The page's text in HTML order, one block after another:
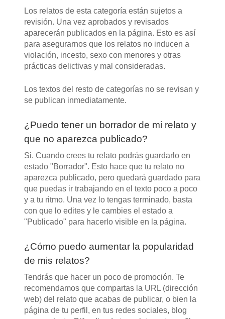
Los relatos de esta categoría están sujetos a
revisión. Una vez aprobados y revisados
aparecerán publicados en la página. Esto es así
para asegurarnos que los relatos no inducen a
violación, incesto, sexo con menores y otras
prácticas delictivas y mal consideradas.
Los textos del resto de categorías no se revisan y
se publican inmediatamente.
¿Puedo tener un borrador de mi relato y
que no aparezca publicado?
Si. Cuando crees tu relato podrás guardarlo en
estado "Borrador". Esto hace que tu relato no
aparezca publicado, pero quedará guardado para
que puedas ir trabajando en el texto poco a poco
y a tu ritmo. Una vez lo tengas terminado, basta
con que lo edites y le cambies el estado a
"Publicado" para hacerlo visible en la página.
¿Cómo puedo aumentar la popularidad
de mis relatos?
Tendrás que hacer un poco de promoción. Te
recomendamos que compartas la URL (dirección
web) del relato que acabas de publicar, o bien la
página de tu perfil, en tus redes sociales, blog